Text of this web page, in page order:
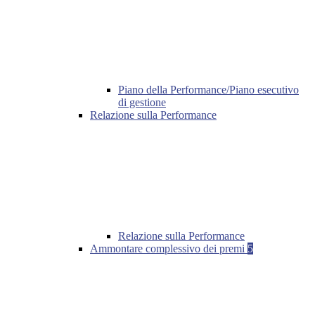
Piano della Performance/Piano esecutivo
di gestione
Relazione sulla Performance
Relazione sulla Performance
Ammontare complessivo dei premi 5